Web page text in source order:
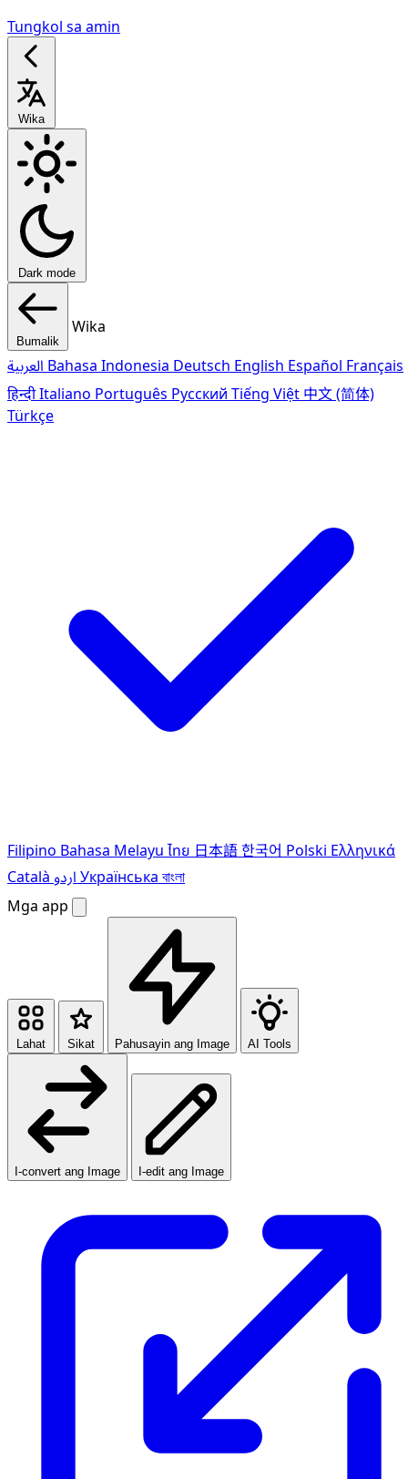
Tungkol sa amin
Wika
Dark mode
Bumalik
Wika
Bahasa Indonesia Deutsch English Español Français
हिन्दीItaliano Português Pусский Tiếng Việt 中文 (简体)
Türkçe
Filipino Bahasa Melayu ไทย 日本語한국어 Polski Ελληνικά
Català
Українська বাংলা
Mga app
Lahat Sikat Pahusayin ang Image AI Tools
I-convert ang Image I-edit ang Image